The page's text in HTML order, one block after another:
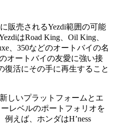
販売されるYezdi範囲の可能
はRoad King、Oil King、
、350などのオートバイの名
オートバイの友愛に強い接
復活にその手に再生すること
しいプラットフォームとエ
レベルのポートフォリオを
えば、ホンダはH’ness